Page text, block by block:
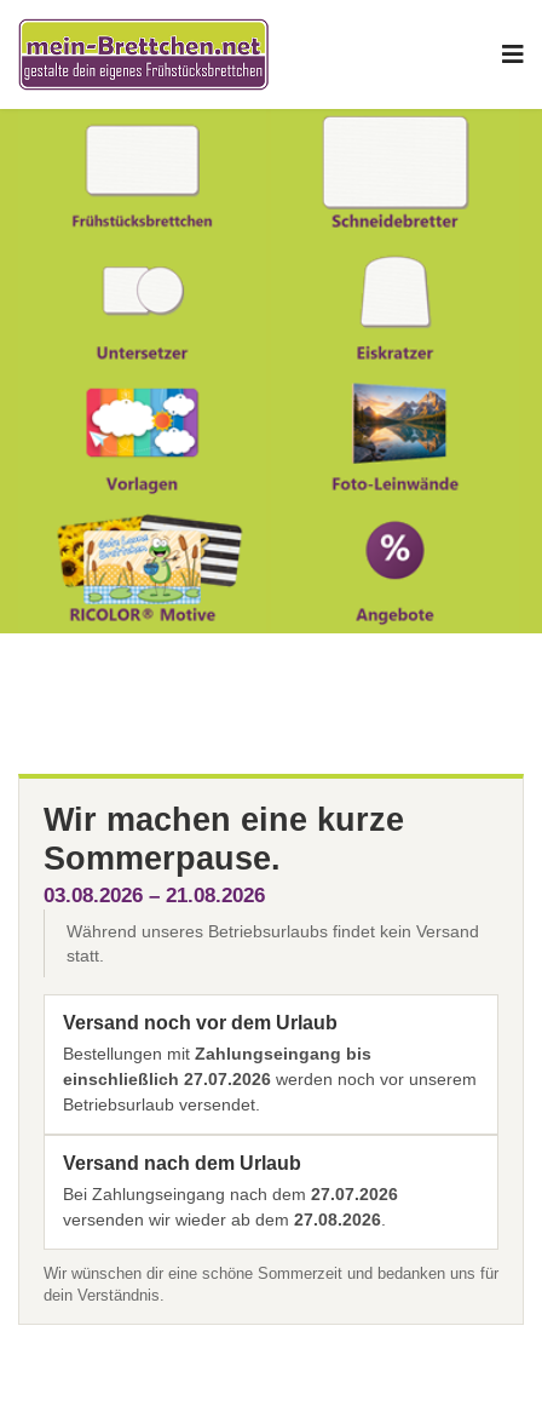
Wir machen eine kurze
Sommerpause.
03.08.2026 – 21.08.2026
Während unseres Betriebsurlaubs findet kein Versand
statt.
Versand noch vor dem Urlaub
Bestellungen mit Zahlungseingang bis
einschließlich 27.07.2026 werden noch vor unserem
Betriebsurlaub versendet.
Versand nach dem Urlaub
Bei Zahlungseingang nach dem 27.07.2026
versenden wir wieder ab dem 27.08.2026
Wir wünschen dir eine schöne Sommerzeit und bedanken uns für
dein Verständnis.